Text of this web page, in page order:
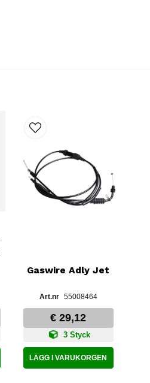
Gaswire Adly Jet
55008464
€ 29,12
3 Styck
LÄGG I VARUKORGEN